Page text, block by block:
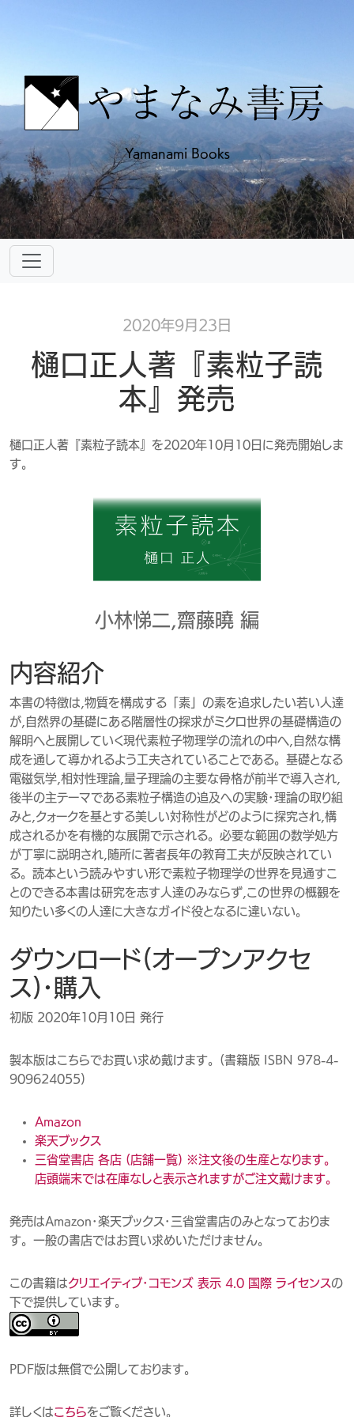
Yamanami Books
2020年9月23日
樋口正人著『素粒子読
本』発売
樋口正人著『素粒子読本』を2020年10月10日に発売開始しま
す。
小林悌二，齋藤曉 編
内容紹介
本書の特徴は，物質を構成する「素」の素を追求したい若い人達
が，自然界の基礎にある階層性の探求がミクロ世界の基礎構造の
解明へと展開していく現代素粒子物理学の流れの中へ，自然な構
成を通して導かれるよう工夫されていることである。基礎となる
電磁気学，相対性理論，量子理論の主要な骨格が前半で導入され，
後半の主テーマである素粒子構造の追及への実験・理論の取り組
みと，クォークを基とする美しい対称性がどのように探究され，構
成されるかを有機的な展開で示される。必要な範囲の数学処方
が丁寧に説明され，随所に著者長年の教育工夫が反映されてい
る。読本という読みやすい形で素粒子物理学の世界を見通すこ
とのできる本書は研究を志す人達のみならず，この世界の概観を
知りたい多くの人達に大きなガイド役となるに違いない。
ダウンロード（オープンアクセ
ス）・購入
初版 2020年10月10日 発行
製本版はこちらでお買い求め戴けます。（書籍版 ISBN 978-4-
909624055）
Amazon
楽天ブックス
三省堂書店 各店 （店舗一覧） ※注文後の生産となります。
店頭端末では在庫なしと表示されますがご注文戴けます。
発売はAmazon・楽天ブックス・三省堂書店のみとなっておりま
す。一般の書店ではお買い求めいただけません。
この書籍はクリエイティブ・コモンズ 表示 4.0 国際 ライセンスの
下で提供しています。
PDF版は無償で公開しております。
詳しくはこちらをご覧ください。